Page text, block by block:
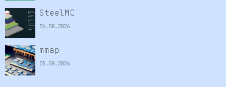
SteelMC
06.08.2026
mmap
05.08.2026